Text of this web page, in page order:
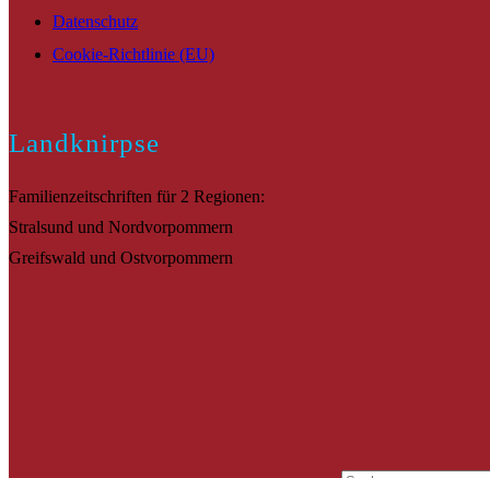
Datenschutz
Cookie-Richtlinie (EU)
Landknirpse
Familienzeitschriften für 2 Regionen:
Stralsund und Nordvorpommern
Greifswald und Ostvorpommern